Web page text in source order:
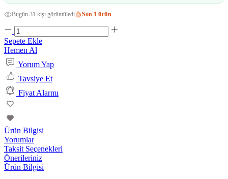
Bugün 31 kişi görüntüledi Son 1 ürün
Sepete Ekle
Hemen Al
Yorum Yap
Tavsiye Et
Fiyat Alarmı
Ürün Bilgisi
Yorumlar
Taksit Seçenekleri
Önerileriniz
Ürün Bilgisi